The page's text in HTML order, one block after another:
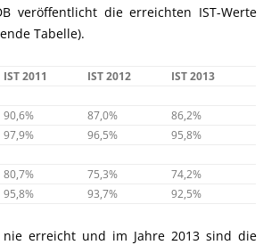
veröffentlicht die erreichten IST-Werte
Tabelle).
IST 2011 IST 2012
IST 2013
90,6% 87,0%
86,2%
97,9% 96,5%
95,8%
80,7% 75,3%
74,2%
95,8% 93,7% 92,5%
erreicht und im Jahre 2013 sind die